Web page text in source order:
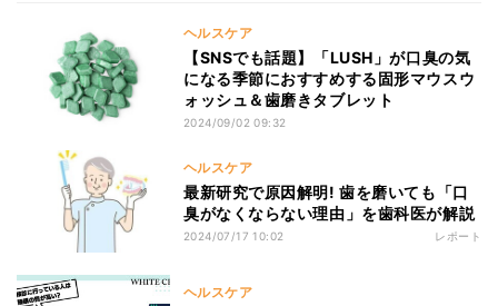
ヘルスケア
【SNSでも話題】「LUSH」が口臭の気
になる季節におすすめする固形マウスウ
ォッシュ＆歯磨きタブレット
2024/09/02 09:32
ヘルスケア
最新研究で原因解明! 歯を磨いても「口
臭がなくならない理由」を歯科医が解説
2024/07/17 10:02 レポート
ヘルスケア